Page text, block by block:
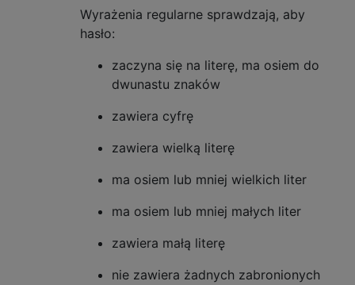
Wyrażenia regularne sprawdzają, aby
hasło:
zaczyna się na literę, ma osiem do
dwunastu znaków
zawiera cyfrę
zawiera wielką literę
ma osiem lub mniej wielkich liter
ma osiem lub mniej małych liter
zawiera małą literę
nie zawiera żadnych zabronionych